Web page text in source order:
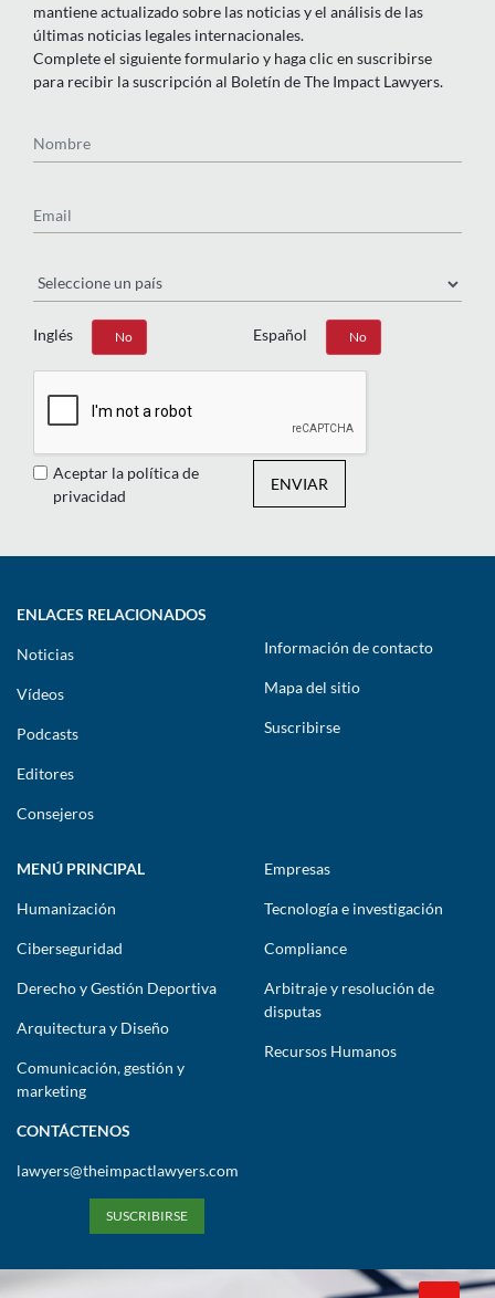
mantiene actualizado sobre las noticias y el análisis de las
últimas noticias legales internacionales.
Complete el siguiente formulario y haga clic en suscribirse
para recibir la suscripción al Boletín de The Impact Lawyers.
Inglés
Sí No Español
Sí No
Aceptar la política de
privacidad
ENVIAR
ENLACES RELACIONADOS
Noticias
Vídeos
Podcasts
Editores
Consejeros
Información de contacto
Mapa del sitio
Suscribirse
MENÚ PRINCIPAL
Humanización
Ciberseguridad
Derecho y Gestión Deportiva
Arquitectura y Diseño
Comunicación, gestión y
marketing
Empresas
Tecnología e investigación
Compliance
Arbitraje y resolución de
disputas
Recursos Humanos
CONTÁCTENOS
lawyers@theimpactlawyers.com
SUSCRIBIRSE